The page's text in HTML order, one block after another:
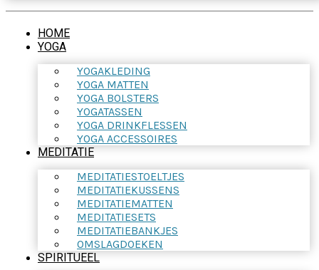
HOME
YOGA
YOGAKLEDING
YOGA MATTEN
YOGA BOLSTERS
YOGATASSEN
YOGA DRINKFLESSEN
YOGA ACCESSOIRES
MEDITATIE
MEDITATIESTOELTJES
MEDITATIEKUSSENS
MEDITATIEMATTEN
MEDITATIESETS
MEDITATIEBANKJES
OMSLAGDOEKEN
SPIRITUEEL